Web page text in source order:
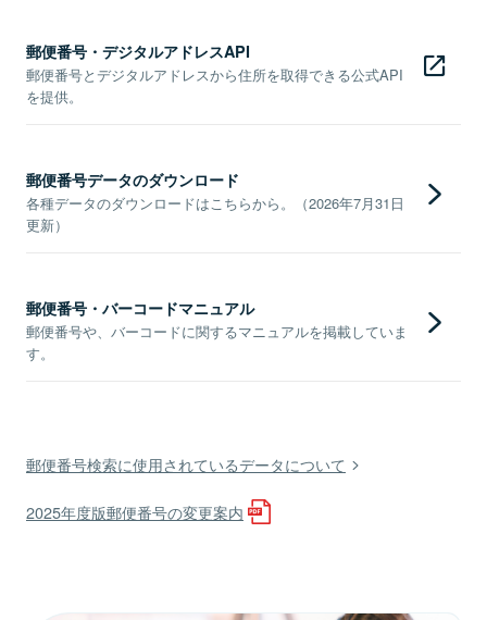
郵便番号・デジタルアドレスAPI
郵便番号とデジタルアドレスから住所を取得できる公式API
を提供。
郵便番号データのダウンロード
各種データのダウンロードはこちらから。（2026年7月31日
更新）
郵便番号・バーコードマニュアル
郵便番号や、バーコードに関するマニュアルを掲載していま
す。
郵便番号検索に使用されているデータについて
2025年度版郵便番号の変更案内